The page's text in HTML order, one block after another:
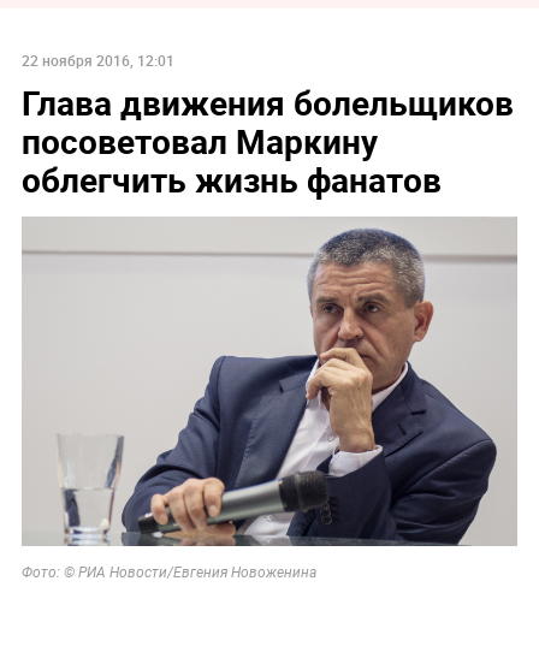
22 ноября 2016, 12:01
Глава движения болельщиков
посоветовал Маркину
облегчить жизнь фанатов
Фото: © РИА Новости/Евгения Новоженина